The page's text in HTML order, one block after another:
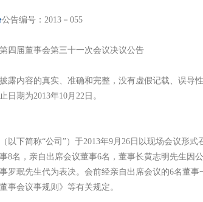
公告编号：2013－055
届董事会第三十一次会议决议公告
内容的真实、准确和完整，没有虚假记载、误导性
日期为2013年10月22日。
简称“公司”）于2013年9月26日以现场会议形式
8名，亲自出席会议董事6名，董事长黄志明先生
罗珉先生代为表决。会前经亲自出席会议的6名董
事会议事规则》等有关规定。